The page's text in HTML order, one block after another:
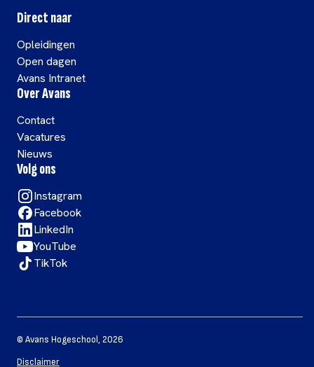
Direct naar
Opleidingen
Open dagen
Avans Intranet
Over Avans
Contact
Vacatures
Nieuws
Volg ons
Instagram
Facebook
LinkedIn
YouTube
TikTok
© Avans Hogeschool,2026
Disclaimer